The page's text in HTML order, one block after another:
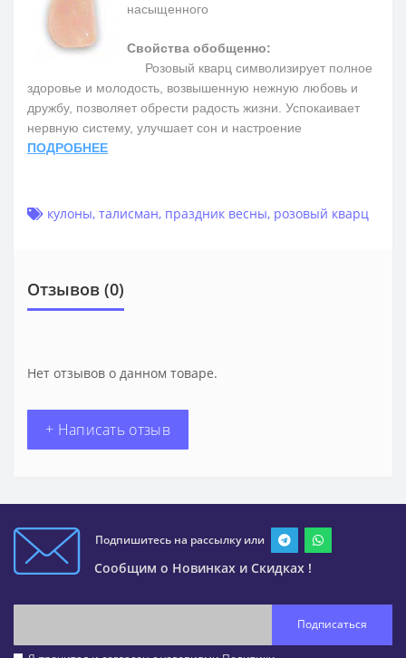
насыщенного
Свойства обобщенно:
Розовый кварц символизирует полное
здоровье и молодость, возвышенную нежную любовь и
дружбу, позволяет обрести радость жизни. Успокаивает
нервную систему, улучшает сон и настроение
ПОДРОБНЕЕ
кулоны, талисман, праздник весны, розовый кварц
Отзывов (0)
Нет отзывов о данном товаре.
+ Написать отзыв
Подпишитесь на рассылку или
Сообщим о Новинках и Скидках !
Подписаться